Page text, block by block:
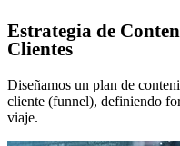
Estrategia de
Clientes
Diseñamos un plan de
cliente (funnel), definiendo
viaje.